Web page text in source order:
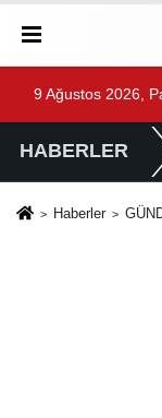
9 Ağustos 2026,
HABERLER
Haberler